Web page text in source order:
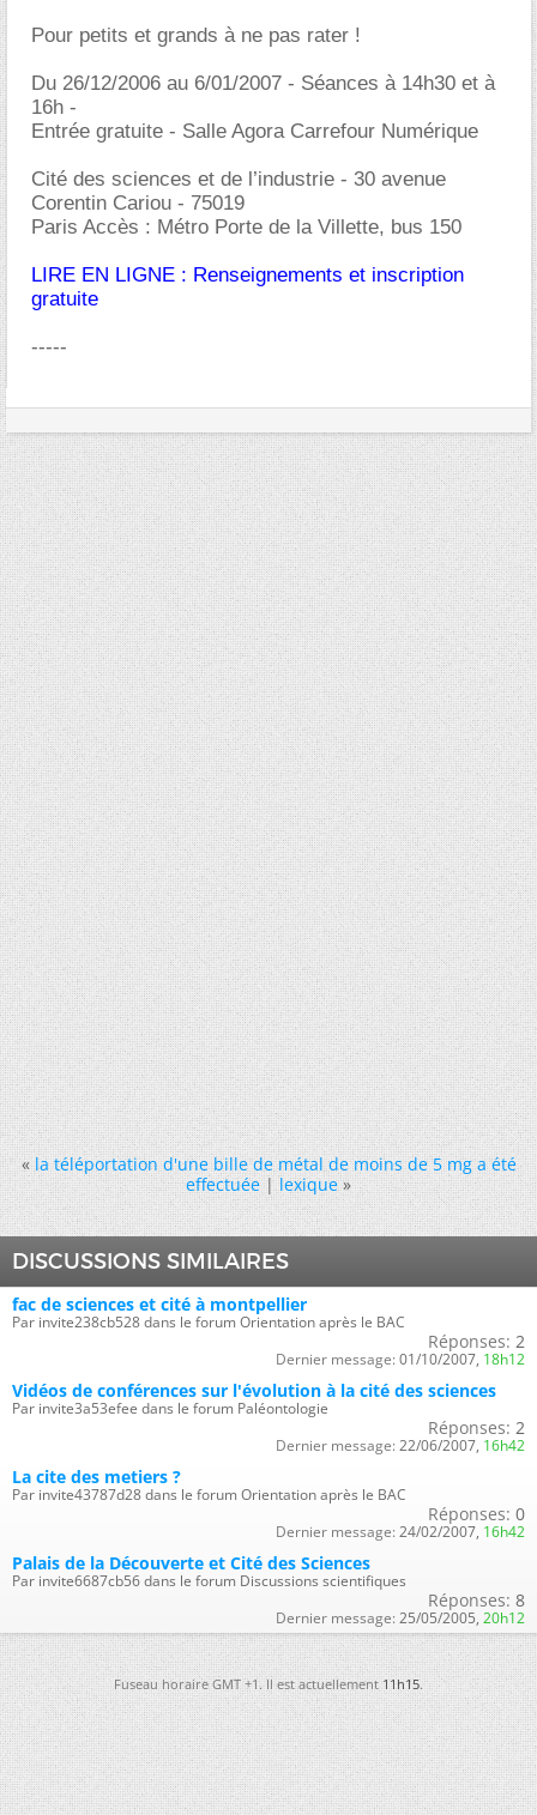
Pour petits et grands à ne pas rater !
Du 26/12/2006 au 6/01/2007 - Séances à 14h30 et à
16h -
Entrée gratuite - Salle Agora Carrefour Numérique
Cité des sciences et de l’industrie - 30 avenue
Corentin Cariou - 75019
Paris Accès : Métro Porte de la Villette, bus 150
LIRE EN LIGNE : Renseignements et inscription
gratuite
-----
« la téléportation d'une bille de métal de moins de 5 mg a été
effectuée|lexique »
DISCUSSIONS SIMILAIRES
fac de sciences et cité à montpellier
Par invite238cb528 dans le forum Orientation après le BAC
Réponses: 2
Dernier message: 01/10/2007, 18h12
Vidéos de conférences sur l'évolution à la cité des sciences
Par invite3a53efee dans le forum Paléontologie
Réponses: 2
Dernier message: 22/06/2007, 16h42
La cite des metiers ?
Par invite43787d28 dans le forum Orientation après le BAC
Réponses: 0
Dernier message: 24/02/2007, 16h42
Palais de la Découverte et Cité des Sciences
Par invite6687cb56 dans le forum Discussions scientifiques
Réponses: 8
Dernier message: 25/05/2005, 20h12
Fuseau horaire GMT +1. Il est actuellement11h15.